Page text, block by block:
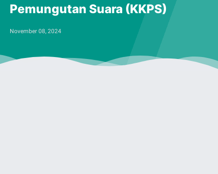
Pemungutan Suara (KKPS)
November 08, 2024